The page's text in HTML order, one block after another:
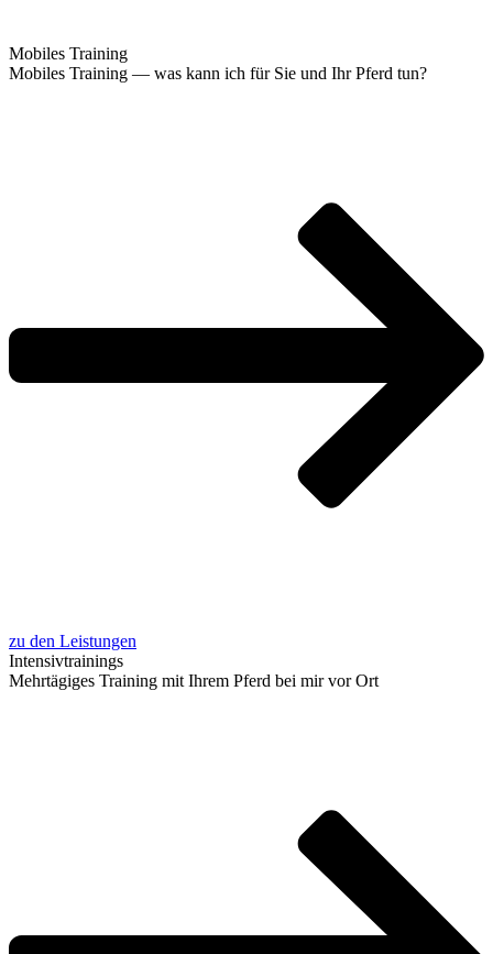
Mobi­les Training
Mobi­les Trai­ning — was kann ich für Sie und Ihr Pferd tun?
zu den Leistungen
Inten­siv­trai­nings
Mehr­tä­gi­ges Trai­ning mit Ihrem Pferd bei mir vor Ort